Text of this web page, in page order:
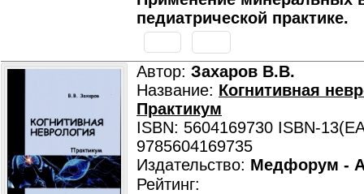
педиатрической практике.
Автор: Захаров В.В.
Название: Когнитивная
Практикум
ISBN: 5604169730 ISBN-
9785604169735
Издательство: Медфорум -
Рейтинг: